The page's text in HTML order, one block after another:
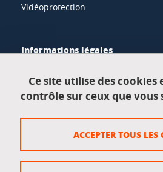
Vidéoprotection
Informations légales
Données personnelles
Crédits
Ce site utilise des cookies
contrôle sur ceux que vous
ACCEPTER TOUS LES